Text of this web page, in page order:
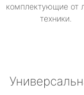
комплектующие от
техники.